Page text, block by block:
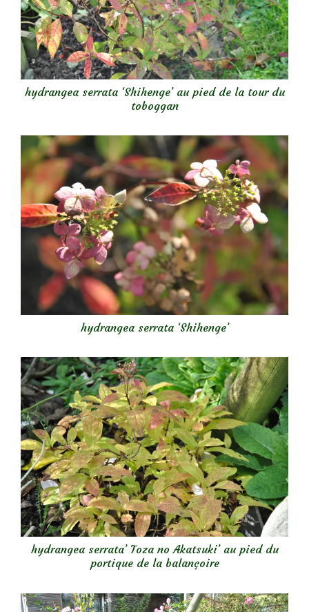
hydrangea serrata ‘Shihenge’ au pied de la tour du
toboggan
hydrangea serrata ‘Shihenge’
hydrangea serrata’ Toza no Akatsuki’ au pied du
portique de la balançoire